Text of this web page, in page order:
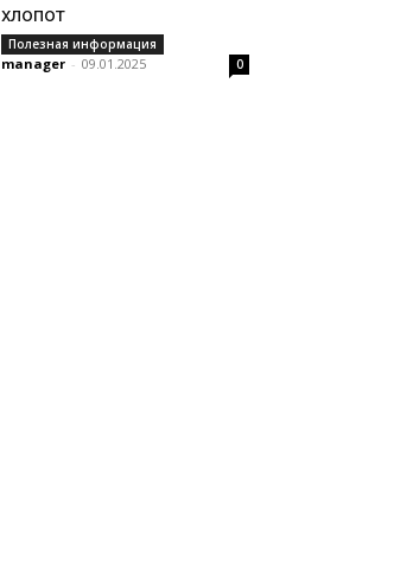
хлопот
Полезная информация
manager - 09.01.2025 0